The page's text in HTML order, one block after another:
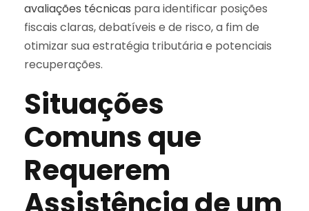
avaliações técnicas para identificar posições
fiscais claras, debatíveis e de risco, a fim de
otimizar sua estratégia tributária e potenciais
recuperações.
Situações
Comuns que
Requerem